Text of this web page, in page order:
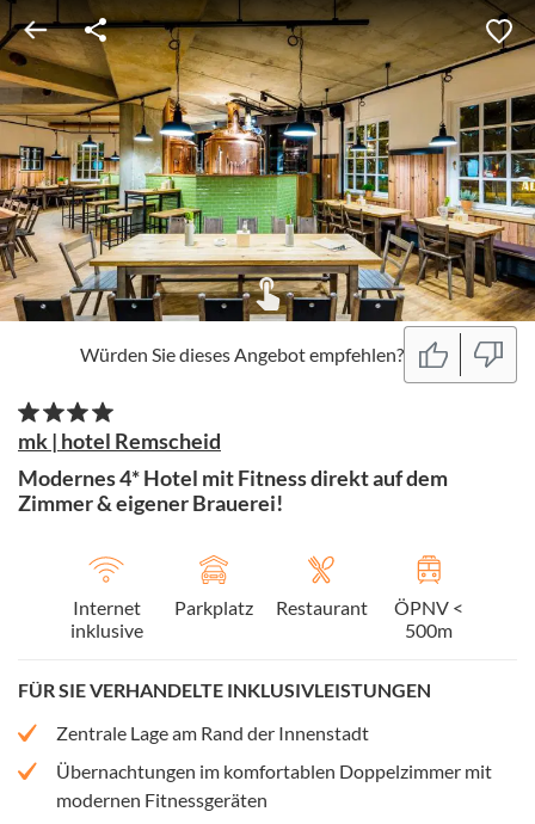
Würden Sie dieses Angebot empfehlen?
mk | hotel Remscheid
Modernes 4* Hotel mit Fitness direkt auf dem
Zimmer & eigener Brauerei!
Internet
inklusive
Parkplatz Restaurant
ÖPNV <
500m
FÜR SIE VERHANDELTE INKLUSIVLEISTUNGEN
Zentrale Lage am Rand der Innenstadt
Übernachtungen im komfortablen Doppelzimmer mit
modernen Fitnessgeräten